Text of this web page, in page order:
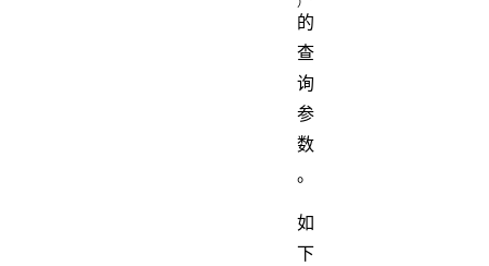
的
查
询
参
数
。
如
下